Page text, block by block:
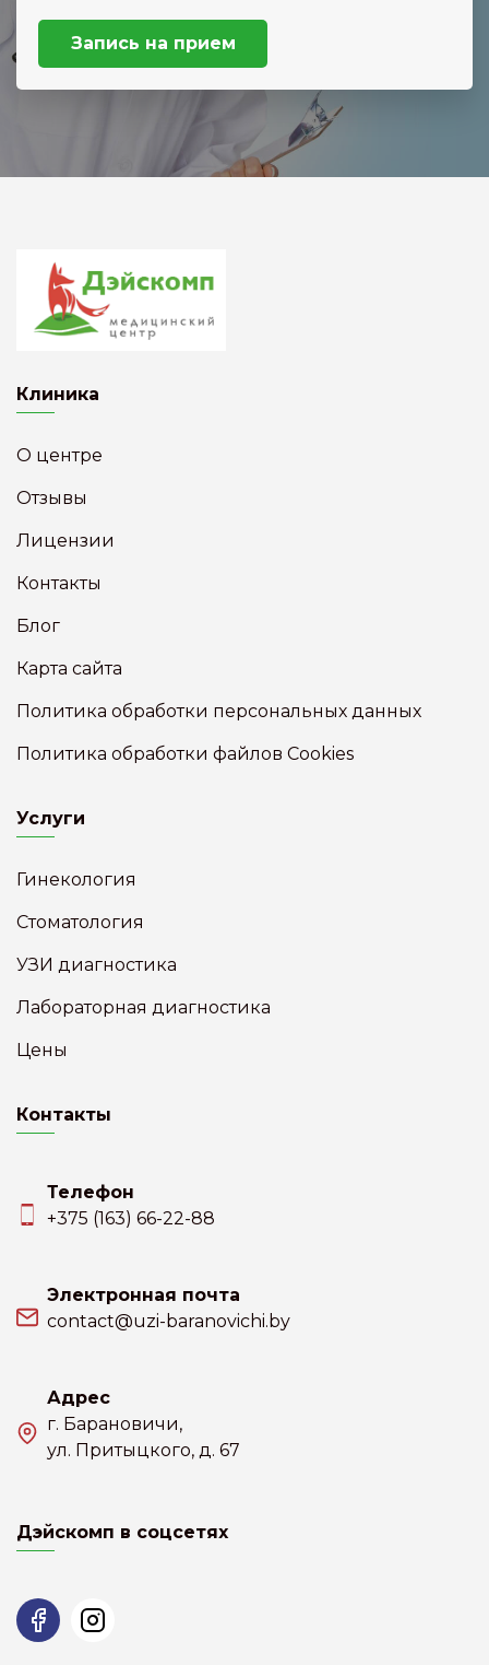
Запись на прием
Клиника
О центре
Отзывы
Лицензии
Контакты
Блог
Карта сайта
Политика обработки персональных данных
Политика обработки файлов Cookies
Услуги
Гинекология
Стоматология
УЗИ диагностика
Лабораторная диагностика
Цены
Контакты
Телефон
+375 (163) 66-22-88
Электронная почта
contact@uzi-baranovichi.by
Адрес
г. Барановичи,
ул. Притыцкого, д. 67
Дэйскомп в соцсетях